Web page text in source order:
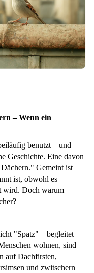
– Wenn ein
benutzt – und
Geschichte. Eine davon
Gemeint ist
ist, obwohl es
wird. Doch warum
"Spatz" – begleitet
wohnen, sind
auf Dachfirsten,
und zwitschern